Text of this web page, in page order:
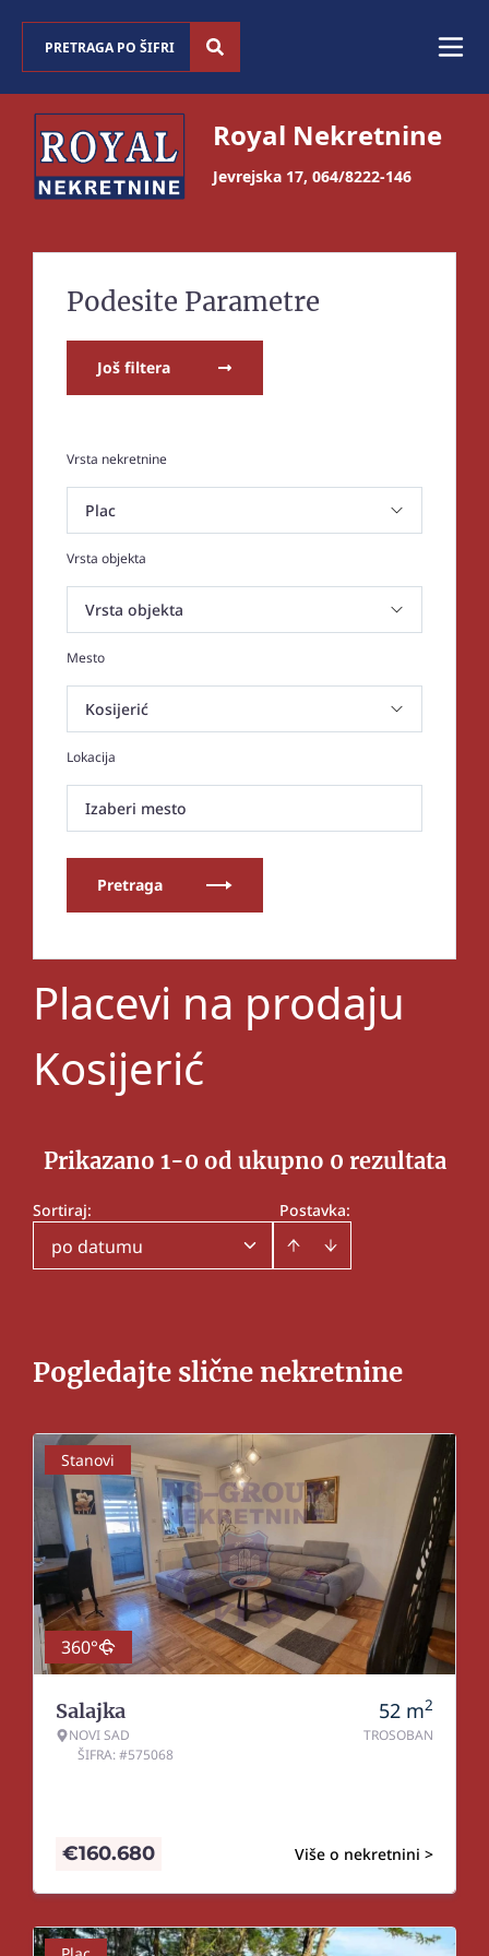
Royal Nekretnine
Jevrejska 17, 064/8222-146
Podesite Parametre
Još filtera
Vrsta nekretnine
Vrsta objekta
Mesto
Lokacija
Izaberi mesto
Pretraga
Placevi na prodaju
Kosijerić
Prikazano 1-0 od ukupno 0 rezultata
Postavka:
Sortiraj:
po datumu
Pogledajte slične nekretnine
Stanovi
360°
Salajka
NOVI SAD
ŠIFRA: #575068
52 m2
TROSOBAN
Više o nekretnini >
€160.680